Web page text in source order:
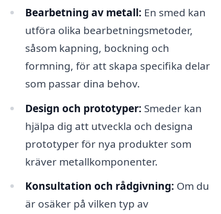
Bearbetning av metall: En smed kan
utföra olika bearbetningsmetoder,
såsom kapning, bockning och
formning, för att skapa specifika delar
som passar dina behov.
Design och prototyper: Smeder kan
hjälpa dig att utveckla och designa
prototyper för nya produkter som
kräver metallkomponenter.
Konsultation och rådgivning: Om du
är osäker på vilken typ av